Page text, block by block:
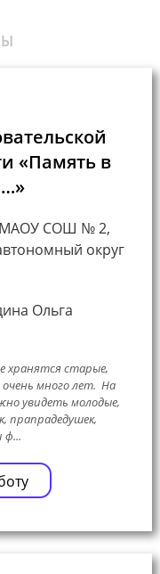
«Память в
МАОУ СОШ № 2,
округ
Ольга
хранятся старые,
много лет. На
увидеть молодые,
прапрадедушек,
ф...